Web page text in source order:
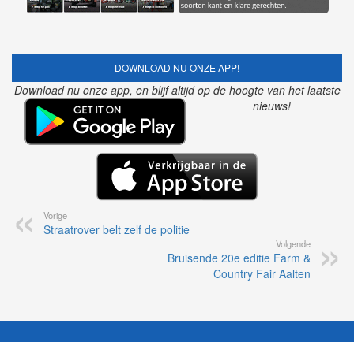
DOWNLOAD NU ONZE APP!
Download nu onze app, en blijf altijd op de hoogte van het laatste
nieuws!
Vorige
Straatrover belt zelf de politie
Volgende
Bruisende 20e editie Farm &
Country Fair Aalten